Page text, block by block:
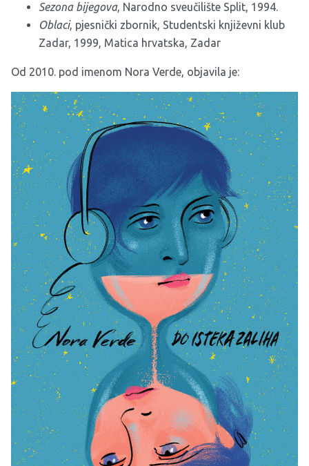
Sezona bijegova, Narodno sveučilište Split, 1994.
Oblaci, pjesnički zbornik, Studentski književni klub
Zadar, 1999, Matica hrvatska, Zadar
Od 2010. pod imenom Nora Verde, objavila je: